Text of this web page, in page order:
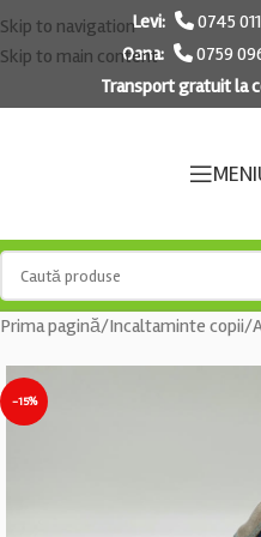
Skip to navigation
Skip to main content
Levi: 0745
Oana:
0759
Transport gratuit la
Prima pagină/Incaltaminte copii/
-15%